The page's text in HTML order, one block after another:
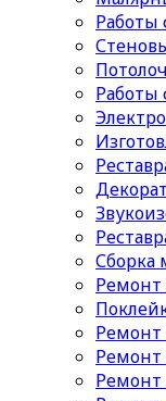
Работы
Работы
Сборка
Ремонт
Ремонт
Ремонт
Ремонт